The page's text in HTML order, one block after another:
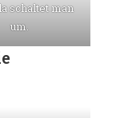
schaltet man
um.